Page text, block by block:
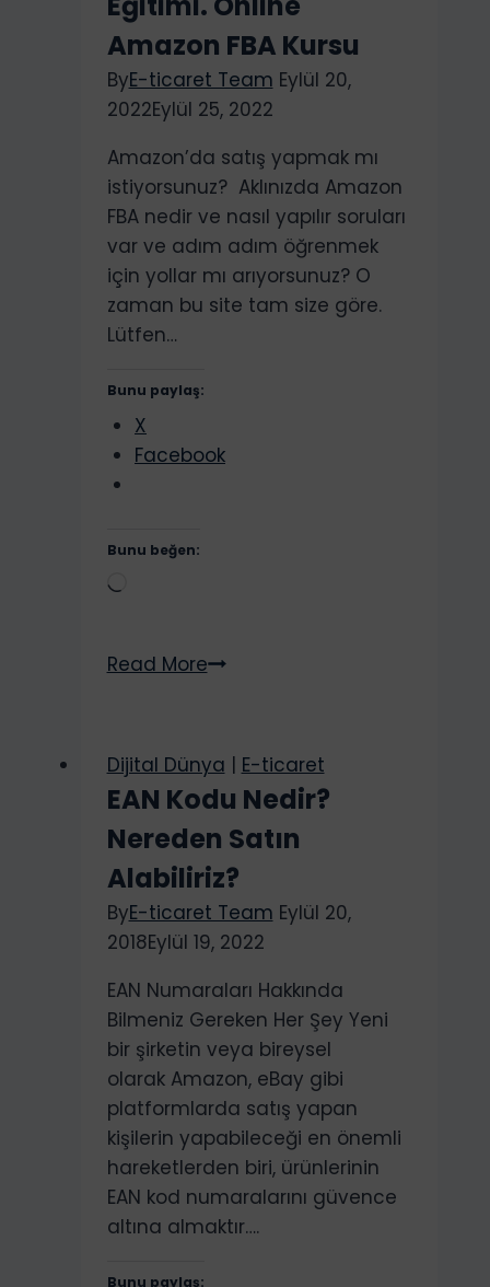
Maliyetlerini
Düşürmenin
Yolu
Amazon FBA Kursu
ByE-ticaret Team Eylül 20,
2022Eylül 25, 2022
Amazon’da satış yapmak mı
istiyorsunuz? Aklınızda Amazon
FBA nedir ve nasıl yapılır soruları
var ve adım adım öğrenmek
için yollar mı arıyorsunuz? O
zaman bu site tam size göre.
Lütfen…
Bunu paylaş:
X
Facebook
Bunu beğen:
Read MoreAmazon
Eğitimi.
Online
Amazon
FBA
Kursu
Dijital Dünya | E-ticaret
EAN Kodu Nedir?
Nereden Satın
Alabiliriz?
ByE-ticaret Team Eylül 20,
2018Eylül 19, 2022
EAN Numaraları Hakkında
Bilmeniz Gereken Her Şey Yeni
bir şirketin veya bireysel
olarak Amazon, eBay gibi
platformlarda satış yapan
kişilerin yapabileceği en önemli
hareketlerden biri, ürünlerinin
EAN kod numaralarını güvence
altına almaktır….
Bunu paylaş: